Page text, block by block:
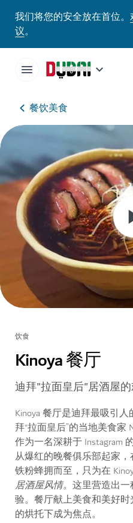
我们将您的安全放在首位。
议。
餐饮美食
饮食
Kinoya 餐厅
迪拜"拉面皇后"居酒屋
Kinoya 餐厅是迪拜最吸引
拜“拉面皇后”的当地美食家
作为一名深耕于 Instagram
从爆红的晚餐俱乐部起家，
铁粉蜂拥而至，只为在
居酒屋风情。 这里营造出
验。餐厅献上美食和美好
的烘托下成为焦点。